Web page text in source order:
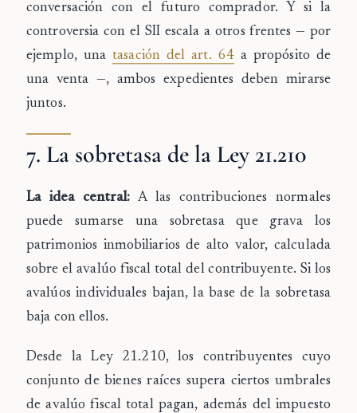
conversación con el futuro comprador. Y si la
controversia con el SII escala a otros frentes — por
ejemplo, una tasación del art. 64a propósito de
una venta —, ambos expedientes deben mirarse
juntos.
7. La sobretasa de la Ley 21.210
La idea central: A las contribuciones normales
puede sumarse una sobretasa que grava los
patrimonios inmobiliarios de alto valor, calculada
sobre el avalúo fiscal total del contribuyente. Si los
avalúos individuales bajan, la base de la sobretasa
baja con ellos.
Desde laLey 21.210, los contribuyentes cuyo
conjunto de bienes raíces supera ciertos umbrales
de avalúo fiscal total pagan, además del impuesto